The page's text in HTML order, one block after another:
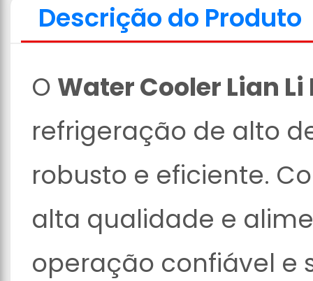
Descrição do Produto
O Water Cooler Lian
refrigeração de alto
robusto e eficiente.
alta qualidade e
operação confiável e